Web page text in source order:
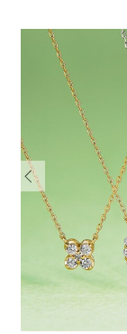
Previous